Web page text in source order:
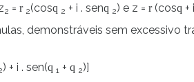
2 = r 2(cosq 2 + i . senq 2) e z = r(cosq +
demonstráveis sem excessivo
) + i . sen(q 1 + q 2)]